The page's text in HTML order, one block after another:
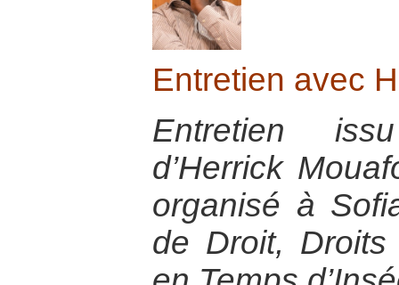
Entretien avec
Entretien
d’Herrick
organisé à
de Droit,